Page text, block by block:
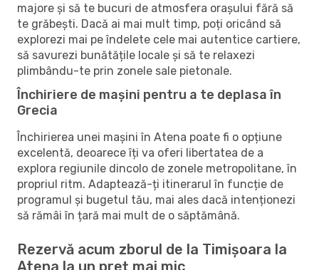
majore și să te bucuri de atmosfera orașului fără să
te grăbești. Dacă ai mai mult timp, poți oricând să
explorezi mai pe îndelete cele mai autentice cartiere,
să savurezi bunătățile locale și să te relaxezi
plimbându-te prin zonele sale pietonale.
Închiriere de mașini pentru a te deplasa în
Grecia
Închirierea unei mașini în Atena poate fi o opțiune
excelentă, deoarece îți va oferi libertatea de a
explora regiunile dincolo de zonele metropolitane, în
propriul ritm. Adaptează-ți itinerarul în funcție de
programul și bugetul tău, mai ales dacă intenționezi
să rămâi în țară mai mult de o săptămână.
Rezervă acum zborul de la Timișoara la
Atena la un preț mai mic